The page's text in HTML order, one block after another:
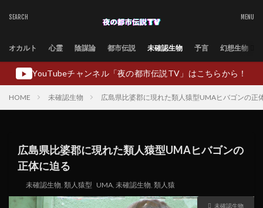
オカルト 心霊 陰謀論 都市伝説 未確認生物 予言 幻想生物
▶ YouTubeチャンネル「夜の都市伝説TV」はこちらから！
HOME 未確認生物 広島県比婆郡に現れた類人猿型UMAヒバゴンの正
広島県比婆郡に現れた類人猿型UMAヒバゴンの
正体に迫る
未確認生物, 類人猿型 UMA, 未確認生物, 類人猿
未確認生物